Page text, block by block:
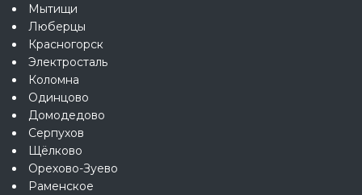
Мытищи
Люберцы
Красногорск
Электросталь
Коломна
Одинцово
Домодедово
Серпухов
Щёлково
Орехово-Зуево
Раменское